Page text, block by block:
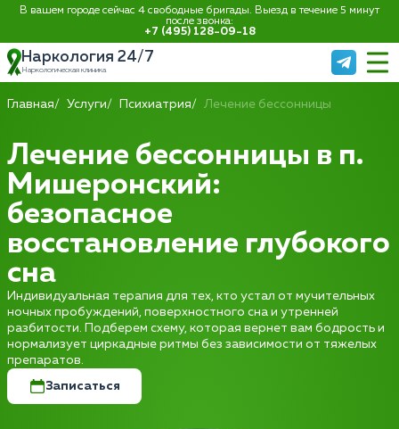
В вашем городе сейчас 4 свободные бригады. Выезд в течение 5 минут
после звонка:
+7 (495) 128-09-18
Наркология 24/7
Наркологическая клиника
Главная Услуги Психиатрия Лечение бессонницы
Лечение бессонницы в п.
Мишеронский:
безопасное
восстановление глубокого
сна
Индивидуальная терапия для тех, кто устал от мучительных
ночных пробуждений, поверхностного сна и утренней
разбитости. Подберем схему, которая вернет вам бодрость и
нормализует циркадные ритмы без зависимости от тяжелых
препаратов.
Записаться